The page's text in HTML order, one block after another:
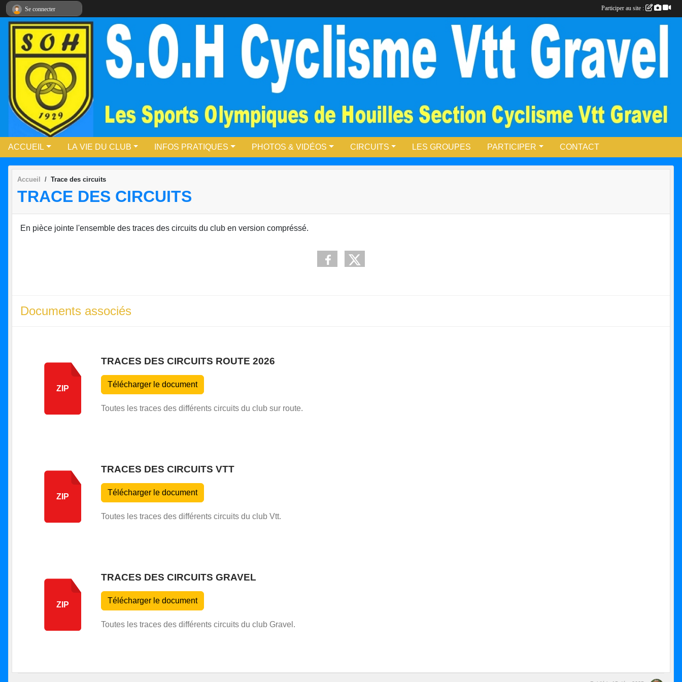
ACCUEIL LA VIE DU CLUB INFOS PRATIQUES PHOTOS & VIDÉOS CIRCUITS LES GROUPES PARTICIPER CONTACT
Accueil Trace des circuits
TRACE DES CIRCUITS
En pièce jointe l'ensemble des traces des circuits du club en version compréssé.
Documents associés
ZIP
TRACES DES CIRCUITS ROUTE 2026
Télécharger le document
Toutes les traces des différents circuits du club sur route.
ZIP
TRACES DES CIRCUITS VTT
Télécharger le document
Toutes les traces des différents circuits du club Vtt.
ZIP
TRACES DES CIRCUITS GRAVEL
Télécharger le document
Toutes les traces des différents circuits du club Gravel.
Se connecter Participer au site :
Panneau de gestion des cookies